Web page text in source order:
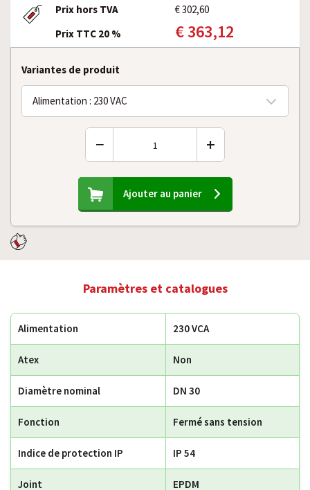
Prix hors TVA
€ 302,60
Prix TTC 20 %
€ 363,12
Variantes de produit
Alimentation : 230 VAC
− +
Ajouter au panier
Paramètres et catalogues
Alimentation 230 VCA
Atex Non
Diamètre nominal DN 30
Fonction Fermé sans tension
Indice de protection IP IP 54
Joint EPDM